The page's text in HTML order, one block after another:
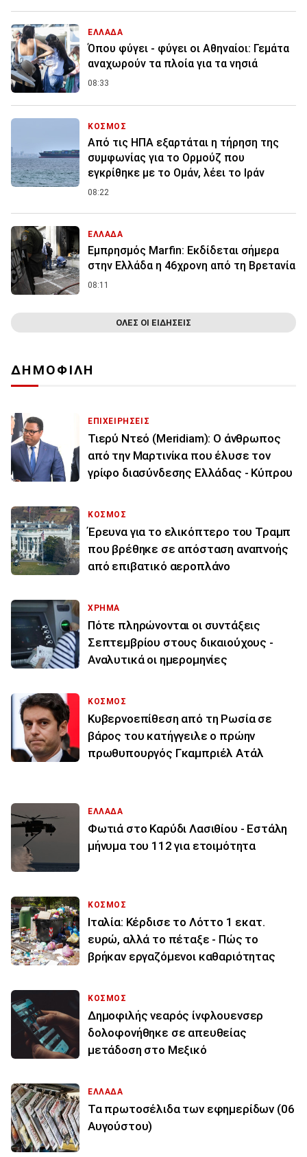
ΕΛΛΑΔΑ
Όπου φύγει - φύγει οι Αθηναίοι: Γεμάτα
αναχωρούν τα πλοία για τα νησιά
08:33
ΚΟΣΜΟΣ
Από τις ΗΠΑ εξαρτάται η τήρηση της
συμφωνίας για το Ορμούζ που
εγκρίθηκε με το Ομάν, λέει το Ιράν
08:22
ΕΛΛΑΔΑ
Εμπρησμός Marfin: Εκδίδεται σήμερα
στην Ελλάδα η 46χρονη από τη Βρετανία
08:11
ΟΛΕΣ ΟΙ ΕΙΔΗΣΕΙΣ
ΔΗΜΟΦΙΛΗ
ΕΠΙΧΕΙΡΗΣΕΙΣ
Τιερύ Ντεό (Meridiam): Ο άνθρωπος
από την Μαρτινίκα που έλυσε τον
γρίφο διασύνδεσης Ελλάδας - Κύπρου
ΚΟΣΜΟΣ
Έρευνα για το ελικόπτερο του Τραμπ
που βρέθηκε σε απόσταση αναπνοής
από επιβατικό αεροπλάνο
ΧΡΗΜΑ
Πότε πληρώνονται οι συντάξεις
Σεπτεμβρίου στους δικαιούχους -
Αναλυτικά οι ημερομηνίες
ΚΟΣΜΟΣ
Κυβερνοεπίθεση από τη Ρωσία σε
βάρος του κατήγγειλε ο πρώην
πρωθυπουργός Γκαμπριέλ Ατάλ
ΕΛΛΑΔΑ
Φωτιά στο Καρύδι Λασιθίου - Εστάλη
μήνυμα του 112 για ετοιμότητα
ΚΟΣΜΟΣ
Ιταλία: Κέρδισε το Λόττο 1 εκατ.
ευρώ, αλλά το πέταξε - Πώς το
βρήκαν εργαζόμενοι καθαριότητας
ΚΟΣΜΟΣ
Δημοφιλής νεαρός ίνφλουενσερ
δολοφονήθηκε σε απευθείας
μετάδοση στο Μεξικό
ΕΛΛΑΔΑ
Τα πρωτοσέλιδα των εφημερίδων (06
Αυγούστου)